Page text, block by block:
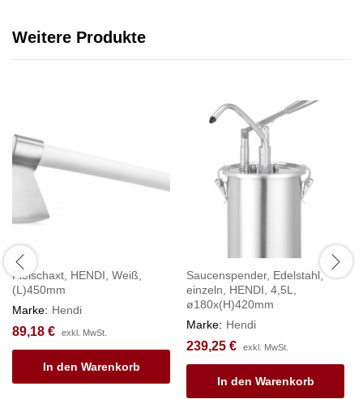
Weitere Produkte
Fleischaxt, HENDI, Weiß,
(L)450mm
Marke: Hendi
89,18 € exkl. MwSt.
In den Warenkorb
Saucenspender, Edelstahl,
einzeln, HENDI, 4,5L,
ø180x(H)420mm
Marke: Hendi
239,25 € exkl. MwSt.
In den Warenkorb